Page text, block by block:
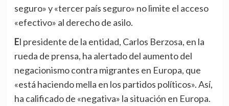
seguro» y «tercer país seguro» no limite el acceso
«efectivo» al derecho de asilo.
El presidente de la entidad, Carlos Berzosa, en la
rueda de prensa, ha alertado del aumento del
negacionismo contra migrantes en Europa, que
«está haciendo mella en los partidos políticos». Así,
ha calificado de «negativa» la situación en Europa.